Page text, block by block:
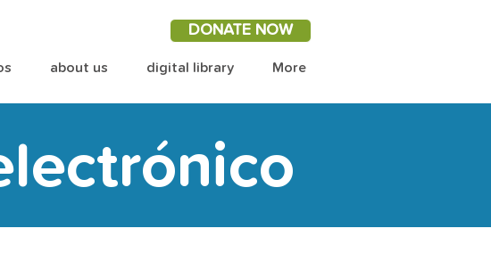
DONATE NOW
about us digital library More